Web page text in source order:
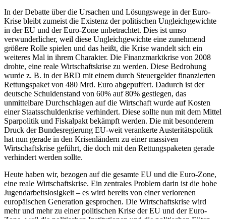
In der Debatte über die Ursachen und Lösungswege in der Euro-
Krise bleibt zumeist die Existenz der politischen Ungleichgewichte
in der EU und der Euro-Zone unbetrachtet. Dies ist umso
verwunderlicher, weil diese Ungleichgewichte eine zunehmend
größere Rolle spielen und das heißt, die Krise wandelt sich ein
weiteres Mal in ihrem Charakter. Die Finanzmarktkrise von 2008
drohte, eine reale Wirtschaftskrise zu werden. Diese Bedrohung
wurde z. B. in der BRD mit einem durch Steuergelder finanzierten
Rettungspaket von 480 Mrd. Euro abgepuffert. Dadurch ist der
deutsche Schuldenstand von 60% auf 80% gestiegen, das
unmittelbare Durchschlagen auf die Wirtschaft wurde auf Kosten
einer Staatsschuldenkrise verhindert. Diese sollte nun mit dem Mittel
Sparpolitik und Fiskalpakt bekämpft werden. Die mit besonderem
Druck der Bundesregierung EU-weit verankerte Austeritätspolitik
hat nun gerade in den Krisenländern zu einer massiven
Wirtschaftskrise geführt, die doch mit den Rettungspaketen gerade
verhindert werden sollte.
Heute haben wir, bezogen auf die gesamte EU und die Euro-Zone,
eine reale Wirtschaftskrise. Ein zentrales Problem darin ist die hohe
Jugendarbeitslosigkeit – es wird bereits von einer verlorenen
europäischen Generation gesprochen. Die Wirtschaftskrise wird
mehr und mehr zu einer politischen Krise der EU und der Euro-